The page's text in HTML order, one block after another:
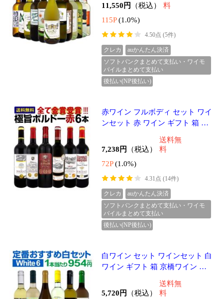
クレカ
auかんたん決済
ソフトバンクまとめて支払い・ワイモ
バイルまとめて支払い
後払い(NP後払い)
白ワイン 辛口 セット ワインセッ
ト 白 ワイン ギフト 箱 京橋ワイ
ン 京橋わいん 特選 6本 お歳暮飲
み比べ シャルドネ 金賞 送料無料
6,820円（税込）
送料無
料
4.50点 (10件)
クレカ
auかんたん決済
ソフトバンクまとめて支払い・ワイモ
バイルまとめて支払い
後払い(NP後払い)
スパークリングワインセット ス
パークリングワイン セット 辛口
ワインセット 泡 白 ロゼ ギフト
箱 京橋ワイン 京橋わいん 6本 75
（税込）
送料無
料
(1.0%)
4.53点 (20件)
バイルまとめて支払い
後払い(NP後払い)
赤ワイン フルボディ セット ワイ